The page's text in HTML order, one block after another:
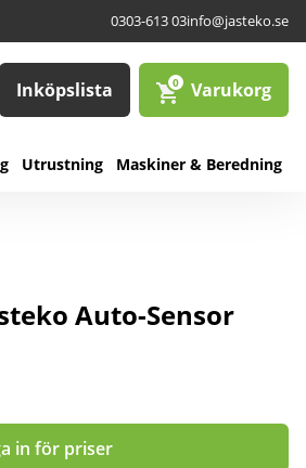
0303-613 03info@jasteko.se
Inköpslista 0 Varukorg
Utrustning Maskiner & Beredning
Auto-Sensor
in för priser